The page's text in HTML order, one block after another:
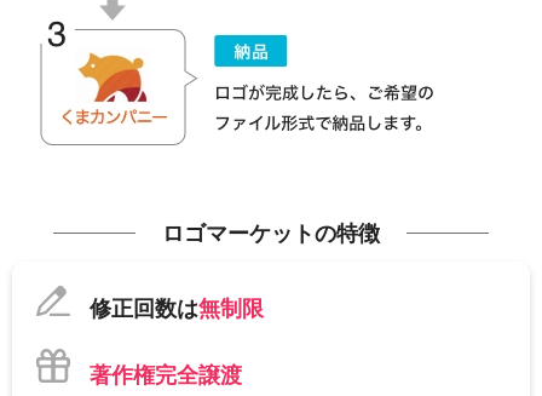
ロゴマーケットの特徴
修正回数は無制限
著作権完全譲渡